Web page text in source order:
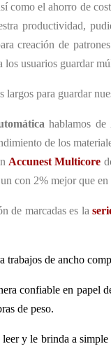
como el ahorro de
productividad,
creación de
los usuarios guardar
largos para guardar
hablamos de
de los
Accunest Multicore
con 2% mejor que
de marcadas es la
trabajos de ancho
confiable en papel
de peso.
y le brinda a